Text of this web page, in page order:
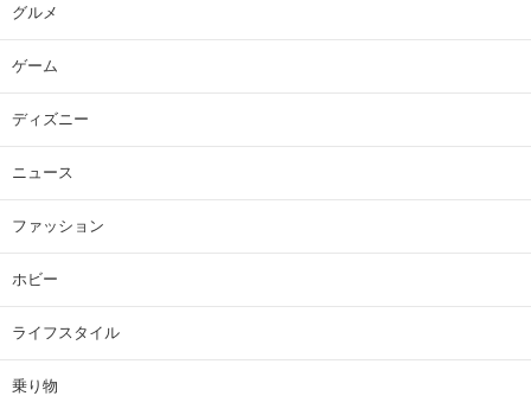
グルメ
ゲーム
ディズニー
ニュース
ファッション
ホビー
ライフスタイル
乗り物